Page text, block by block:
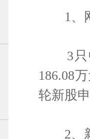
1、网
3只中
186.08
轮新股
2、新